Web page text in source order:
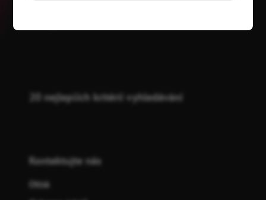
20 nejlepších kritérií vyhledávání
Kontaktujte nás
Otisk